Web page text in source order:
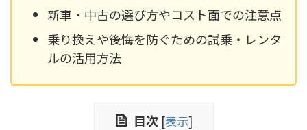
新車・中古の選び方やコスト面での注意点
乗り換えや後悔を防ぐための試乗・レンタ
ルの活用方法
目次 [表示]